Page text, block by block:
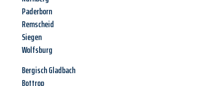
Paderborn
Remscheid
Siegen
Wolfsburg
Bergisch Gladbach
Bottrop